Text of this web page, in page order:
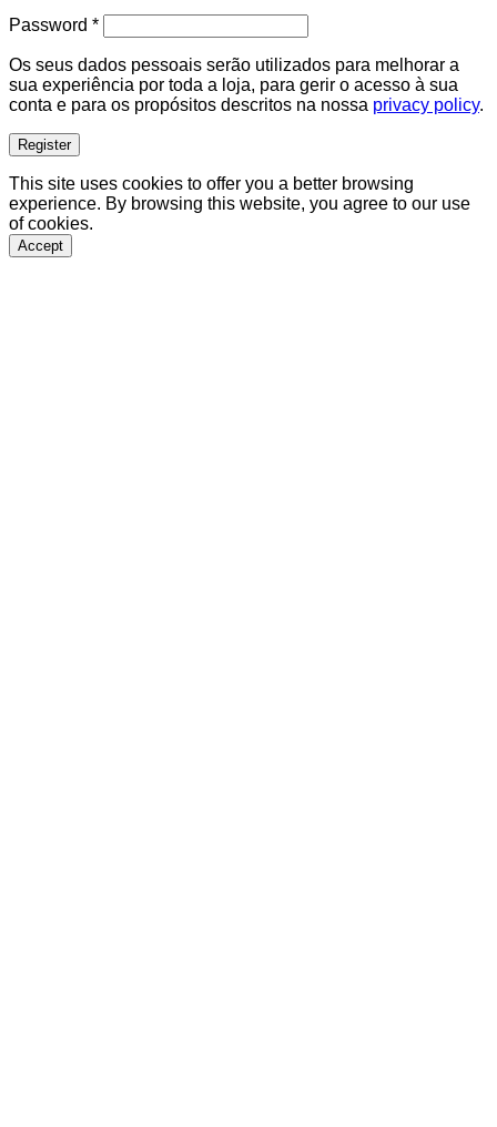
Password *Required
Os seus dados pessoais serão utilizados para melhorar a
sua experiência por toda a loja, para gerir o acesso à sua
conta e para os propósitos descritos na nossa privacy policy.
Register
This site uses cookies to offer you a better browsing
experience. By browsing this website, you agree to our use
of cookies.
Accept